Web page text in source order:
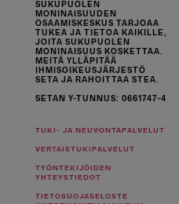
SUKUPUOLEN
MONINAISUUDEN
OSAAMISKESKUS TARJOAA
TUKEA JA TIETOA KAIKILLE,
JOITA SUKUPUOLEN
MONINAISUUS KOSKETTAA.
MEITÄ YLLÄPITÄÄ
IHMISOIKEUSJÄRJESTÖ
SETA JA RAHOITTAA STEA.
SETAN Y-TUNNUS: 0661747-4
TUKI- JA NEUVONTAPALVELUT
VERTAISTUKIPALVELUT
TYÖNTEKIJÖIDEN
YHTEYSTIEDOT
TIETOSUOJASELOSTE